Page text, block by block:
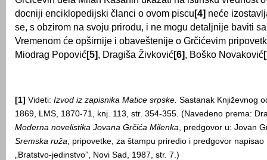
docniji enciklopedijski članci o ovom piscu[4] neće
se, s obzirom na svoju prirodu, i ne mogu detaljnije baviti
Vremenom će opširnije i obaveštenije o Grčićevim
Miodrag Popović[5], Dragiša Živković[6], Boško Novaković
[1] Videti: Izvod iz zapisnika Matice srpske. Sastanak Književnog
1869, LMS, 1870-71, knj. 113, str. 354-355. (Navedeno prema:
Moderna novelistika Jovana Grčića Milenka, predgovor u: Jovan
Sremska ruža, pripovetke, za štampu priredio i predgovor napisao
„Bratstvo-jedinstvo”, Novi Sad, 1987, str. 7.)